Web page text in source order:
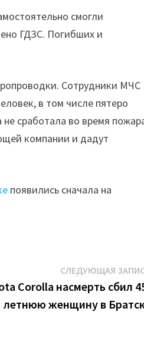
смогли
ГДЗС. Погибших и
Сотрудники МЧС
в том числе пятеро
сработала во время
компании и дадут
появились сначала на
СЛЕДУЮЩАЯ
Corolla насмерть сбил
летнюю женщину в